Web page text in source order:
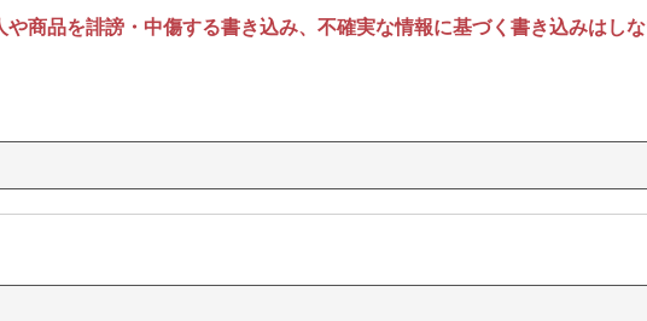
商品を誹謗・中傷する書き込み、不確実な情報に基づく書き込みはしな